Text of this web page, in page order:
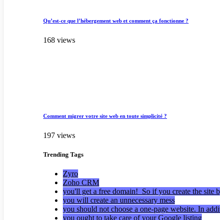
Qu’est-ce que l’hébergement web et comment ça fonctionne ?
168 views
Comment migrer votre site web en toute simplicité ?
197 views
Trending Tags
Zyro
Zoho CRM
you'll get a free domain! So if you create the site
you will create an unnecessary mess
you should not choose a one-page website. In
you ought to take care of your Google listing